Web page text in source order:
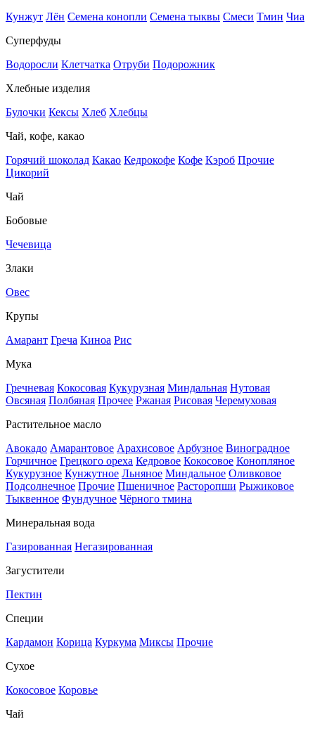
Кунжут Лён Семена конопли Семена тыквы Смеси Тмин Чиа
Суперфуды
Водоросли Клетчатка Отруби Подорожник
Хлебные изделия
Булочки Кексы Хлеб Хлебцы
Чай, кофе, какао
Горячий шоколад Какао Кедрокофе Кофе Кэроб Прочие
Цикорий
Чай
Бобовые
Чечевица
Злаки
Овес
Крупы
Амарант Греча Киноа Рис
Мука
Гречневая Кокосовая Кукурузная Миндальная Нутовая
Овсяная Полбяная Прочее Ржаная Рисовая Черемуховая
Растительное масло
Авокадо Амарантовое Арахисовое Арбузное Виноградное
Горчичное Грецкого ореха Кедровое Кокосовое Конопляное
Кукурузное Кунжутное Льняное Миндальное Оливковое
Подсолнечное Прочие Пшеничное Расторопши Рыжиковое
Тыквенное Фундучное Чёрного тмина
Минеральная вода
Газированная Негазированная
Загустители
Пектин
Специи
Кардамон Корица Куркума Миксы Прочие
Сухое
Кокосовое Коровье
Чай